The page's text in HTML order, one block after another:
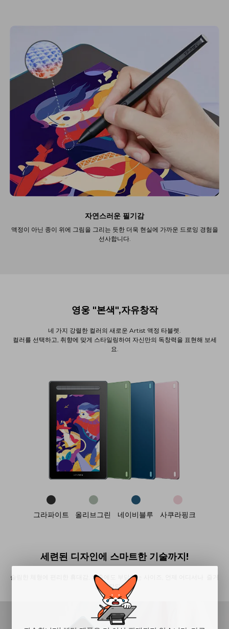
자연스러운 필기감
액정이 아닌 종이 위에 그림을 그리는 듯한 더욱 현실에 가까운 드로잉 경험을
선사합니다.
영웅 "본색",자유창작
네 가지 강렬한 컬러의 새로운 Artist 액정 타블렛.
컬러를 선택하고, 취향에 맞게 스타일링하여 자신만의 독창력을 표현해 보세
요.
그라파이트 올리브그린 네이비블루 사쿠라핑크
세련된 디자인에 스마트한 기술까지!
슬림한 체형에 편리한 휴대감, 외출에도 부담없는 사이즈, 언제 어디서나 즐거
운 창작되세요.